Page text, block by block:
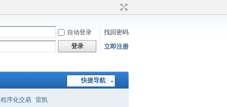
自动登录
找回密码
登录 立即注册
快捷导航
程序化交易 雷凯